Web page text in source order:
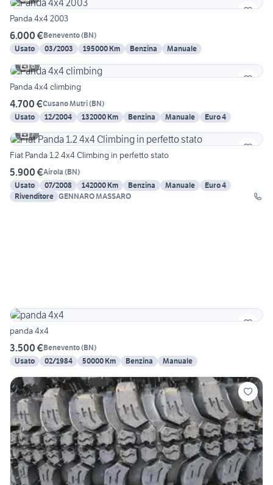
Panda 4x4 2003
6.000 €Benevento(BN)
Usato
03/2003 195000 Km Benzina
Manuale
6
Panda 4x4 climbing
4.700 €Cusano Mutri(BN)
Usato
12/2004 132000 Km Benzina Manuale
Euro 4
7
Fiat Panda 1.2 4x4 Climbing in perfetto stato
5.900 €Airola (BN)
Usato
07/2008 142000 Km Benzina Manuale
Euro 4
Rivenditore GENNARO MASSARO
panda 4x4
3.500 €Benevento(BN)
Usato
02/1984 50000 Km Benzina Manuale